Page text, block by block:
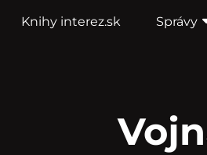
Knihy interez.sk Správy